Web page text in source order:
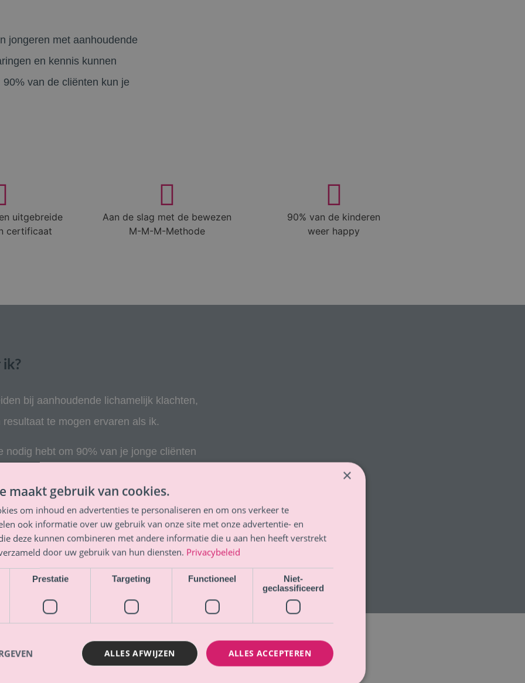
jongeren met aanhoudende
en kennis kunnen
van de cliënten kun je
uitgebreide
certificaat
Aan de slag met de bewezen
M-M-M-Methode
90% van de kinderen
weer happy
bij aanhoudende lichamelijk klachten,
resultaat te mogen ervaren als ik.
hebt om 90% van je jonge cliënten
lijve wat je heel concreet kunt doen. Door
hulpmiddelen te kunnen bekijken. Je bent
reader en een certificaat. NBVH-
in een groep van 4- 8 personen.
×
maakt gebruik van cookies.
om inhoud en advertenties te personaliseren en om ons verkeer te
ook informatie over uw gebruik van onze site met onze advertentie- en
deze kunnen combineren met andere informatie die u aan hen heeft verstrekt
door uw gebruik van hun diensten. Privacybeleid
Prestatie Targeting Functioneel
Niet-
geclassificeerd
ALLES ACCEPTEREN
ALLES AFWIJZEN